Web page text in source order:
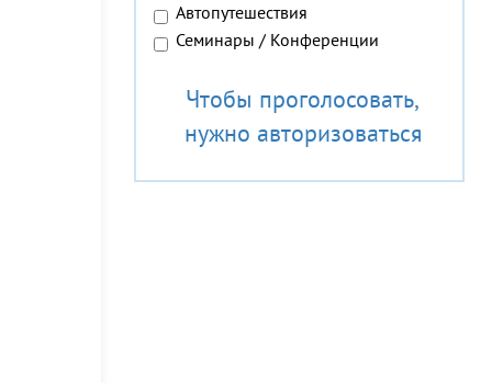
Автопутешествия
Семинары / Конференции
Чтобы проголосовать,
нужно авторизоваться